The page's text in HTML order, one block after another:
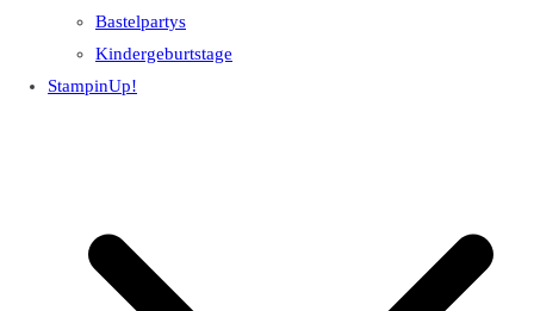
Bastelpartys
Kindergeburtstage
StampinUp!